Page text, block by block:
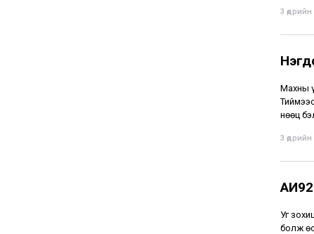
3 өдрийн
Махны
нөөц
3 өдрийн
Уг
болж